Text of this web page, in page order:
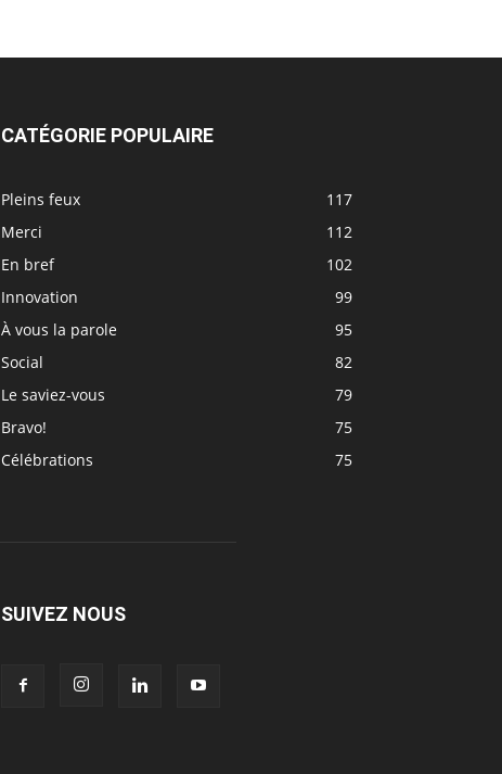
CATÉGORIE POPULAIRE
Pleins feux
117
Merci
112
En bref
102
Innovation
99
À vous la parole
95
Social
82
Le saviez-vous
79
Bravo!
75
Célébrations
75
SUIVEZ NOUS